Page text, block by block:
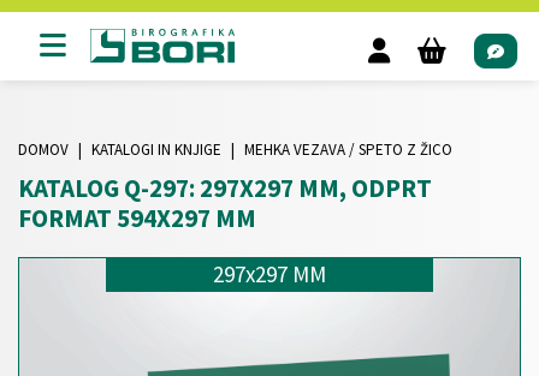
DOMOV KATALOGI IN KNJIGE MEHKA VEZAVA / SPETO Z ŽICO
KATALOG Q-297: 297X297 MM, ODPRT
FORMAT 594X297 MM
297x297 MM